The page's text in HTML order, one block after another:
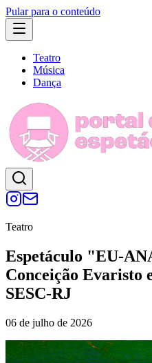
Pular para o conteúdo
Teatro
Música
Dança
Teatro
Espetáculo "EU-
Conceição Evaristo
SESC-RJ
06 de julho de 2026